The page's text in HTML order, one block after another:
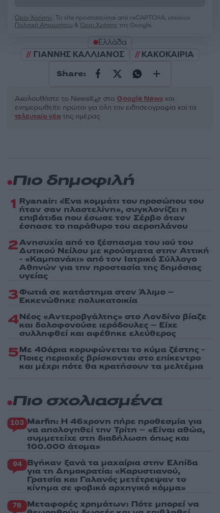
Όροι Χρήσης. Το site προστατεύεται από reCAPTCHA, ισχύουν
Πολιτική Απορρήτου &Όροι Χρήσης της Google.
Ελλάδα
ΓΙΑΝΝΗΣ ΚΑΛΛΙΑΝΟΣ
ΚΑΚΟΚΑΙΡΙΑ
Share:
Ακολουθήστε το Νewsit.gr στο Google News και
ενημερωθείτε πρώτοι για όλη την ειδησεογραφία και τα
τελευταία νέα της ημέρας
Πιο δημοφιλή
1 Ryanair: «Ένα κομμάτι του προσώπου του
ήταν σαν πλαστελίνη», συγκλονίζει η
επιβάτιδα που έσωσε τον Σέρβο όταν
έσπασε το παράθυρο του αεροπλάνου
2Ανησυχία από το ξέσπασμα του ιού του
Δυτικού Νείλου με κρούσματα στην Αττική
- «Καμπανάκι» από τον Ιατρικό Σύλλογο
Αθηνών για την προστασία της δημόσιας
υγείας
3Φωτιά σε κατάστημα στον Άλιμο –
Εκκενώθηκε πολυκατοικία
4Νέος «Αντεροβγάλτης» στο Λονδίνο βίαζε
και δολοφονούσε ιερόδουλες – Είχε
συλληφθεί και αφέθηκε ελεύθερος
5Με 40άρια κορυφώνεται το κύμα ζέστης -
Ποιες περιοχές βρίσκονται στο επίκεντρο
και μέχρι πότε θα κρατήσουν τα μελτέμια
Πιο σχολιασμένα
103 Marfin: Η 46χρονη πήρε προθεσμία για
να απολογηθεί την Τρίτη – «Είναι αθώα,
συμμετείχε στη διαδήλωση όπως και
100.000 άτομα»
94 Βγήκαν ξανά τα μαχαίρια στην Ελπίδα
για τη Δημοκρατία: «Καρυστιανού,
Γρατσία και Γαλανός μετέτρεψαν το
κίνημα σε φοβικό αρχηγικό κόμμα»
76 Μεταφορές χρημάτων: Πότε μπορεί να